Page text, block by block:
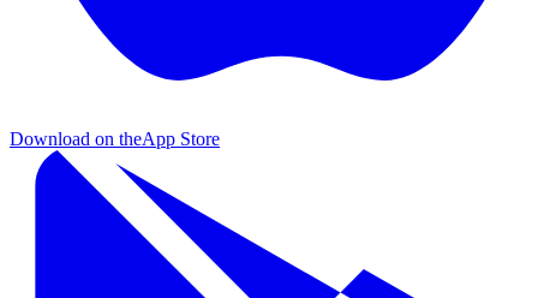
Download on theApp Store